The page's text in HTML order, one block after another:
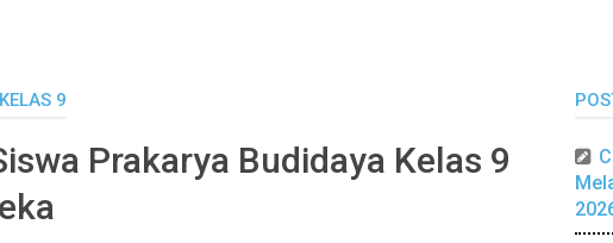
9
Prakarya Budidaya Kelas 9